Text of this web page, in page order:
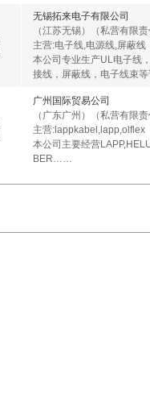
无锡拓来电子有限公司
（江苏无锡）
（私营有限
主营:电子线,电源线,屏蔽线
本公司专业生产UL电子线
接线，屏蔽线，电子线束
广州国际贸易公司
（广东广州）
（私营有限
主营:lappkabel,lapp,olflex
本公司主要经营
BER……